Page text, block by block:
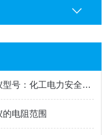
武汉特高压高压开关动特性测试仪型号：化工电力安全的重要检测装备
的电阻范围